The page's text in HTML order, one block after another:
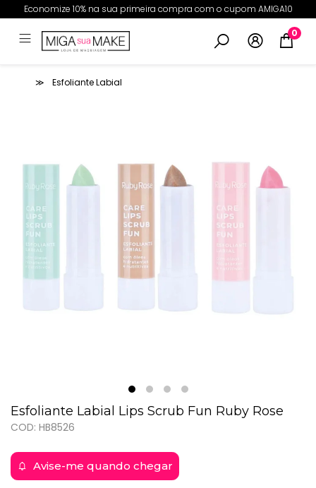
Economize 10% na sua primeira compra com o cupom AMIGA10
0
Esfoliante Labial
Esfoliante Labial Lips Scrub Fun Ruby Rose
COD: HB8526
Avise-me quando chegar